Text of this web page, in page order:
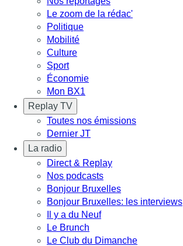
Le zoom de la rédac'
Politique
Mobilité
Culture
Sport
Économie
Mon BX1
Replay TV
Toutes nos émissions
Dernier JT
La radio
Direct & Replay
Nos podcasts
Bonjour Bruxelles
Bonjour Bruxelles: les interviews
Il y a du Neuf
Le Brunch
Le Club du Dimanche